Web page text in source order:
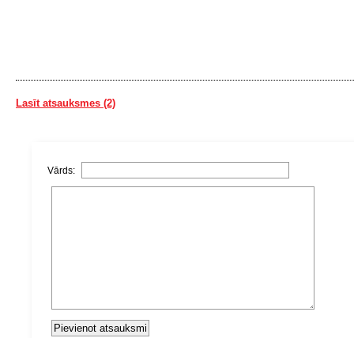
Lasīt atsauksmes (2)
Vārds: